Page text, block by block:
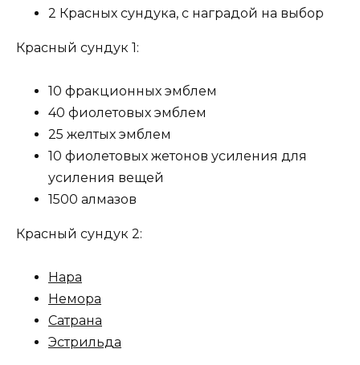
2 Красных сундука, с наградой на выбор
Красный сундук 1:
10 фракционных эмблем
40 фиолетовых эмблем
25 желтых эмблем
10 фиолетовых жетонов усиления для
усиления вещей
1500 алмазов
Красный сундук 2:
Нара
Немора
Сатрана
Эстрильда